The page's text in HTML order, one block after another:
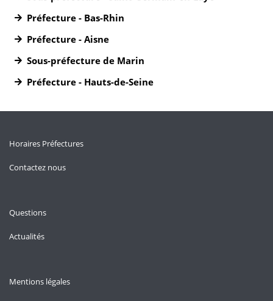
Préfecture - Bas-Rhin
Préfecture - Aisne
Sous-préfecture de Marin
Préfecture - Hauts-de-Seine
Horaires Préfectures
Contactez nous
Questions
Actualités
Mentions légales